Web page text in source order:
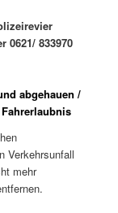
0621/ 833970
abgehauen /
Verkehrsunfall
mehr